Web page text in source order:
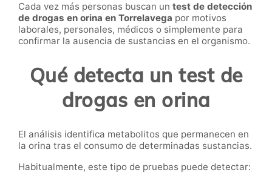
Cada vez más personas buscan un test de detección
de drogas en orina en Torrelavega por motivos
laborales, personales, médicos o simplemente para
confirmar la ausencia de sustancias en el organismo.
Qué detecta un test de
drogas en orina
El análisis identifica metabolitos que permanecen en
la orina tras el consumo de determinadas sustancias.
Habitualmente, este tipo de pruebas puede detectar: